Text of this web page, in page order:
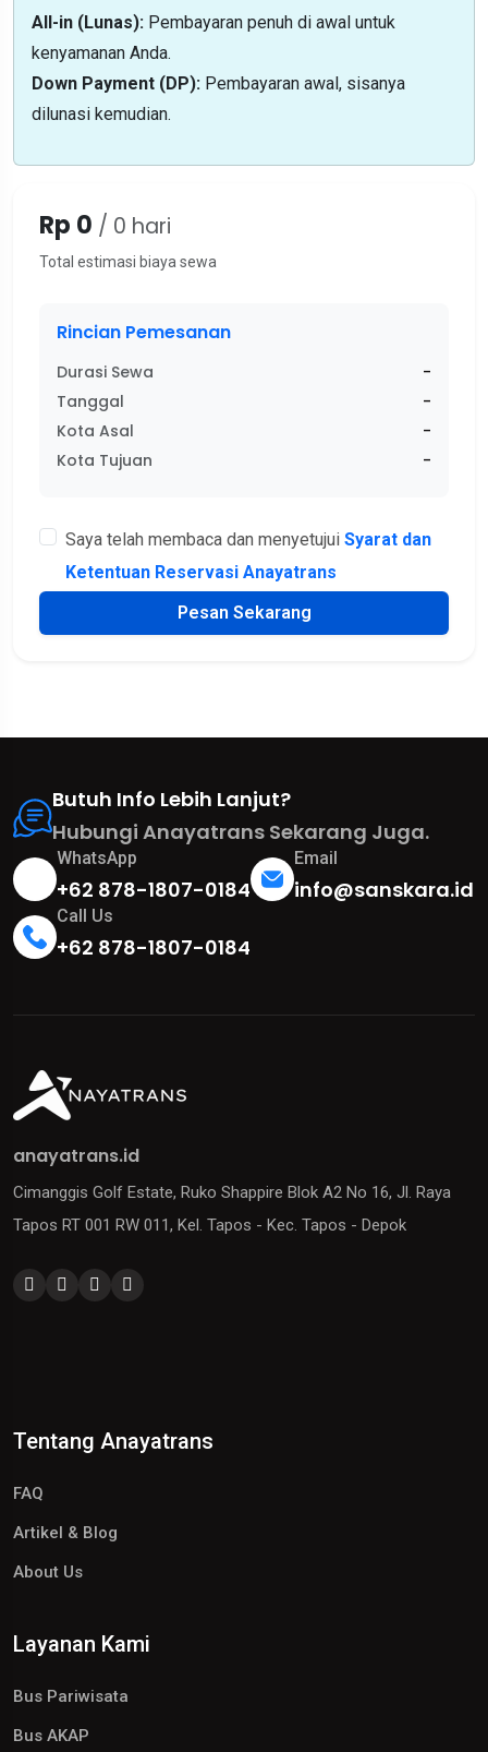
All-in (Lunas): Pembayaran penuh di awal untuk
kenyamanan Anda.
Down Payment (DP): Pembayaran awal, sisanya
dilunasi kemudian.
Rp 0 / 0 hari
Total estimasi biaya sewa
Rincian Pemesanan
Durasi Sewa
-
Tanggal
-
Kota Asal
-
Kota Tujuan
-
Saya telah membaca dan menyetujui Syarat dan
Ketentuan Reservasi Anayatrans
Pesan Sekarang
Butuh Info Lebih Lanjut?
Hubungi Anayatrans Sekarang Juga.
WhatsApp
+62 878-1807-0184
Email
info@sanskara.id
Call Us
+62 878-1807-0184
anayatrans.id
Cimanggis Golf Estate, Ruko Shappire Blok A2 No 16, Jl. Raya
Tapos RT 001 RW 011, Kel. Tapos - Kec. Tapos - Depok
Tentang Anayatrans
FAQ
Artikel & Blog
About Us
Layanan Kami
Bus Pariwisata
Bus AKAP